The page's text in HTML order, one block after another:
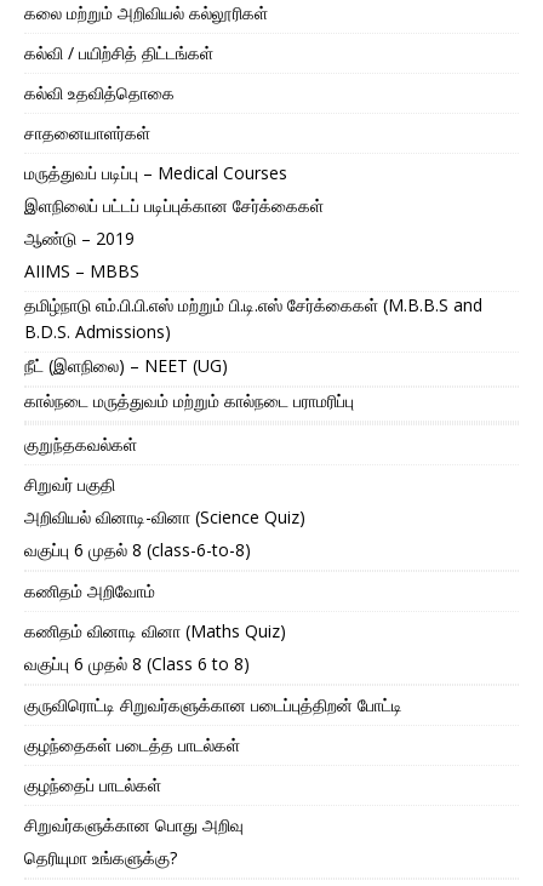
கலை மற்றும் அறிவியல் கல்லூரிகள்
கல்வி / பயிற்சித் திட்டங்கள்
கல்வி உதவித்தொகை
சாதனையாளர்கள்
மருத்துவப் படிப்பு – Medical Courses
இளநிலைப் பட்டப் படிப்புக்கான சேர்க்கைகள்
ஆண்டு – 2019
AIIMS – MBBS
தமிழ்நாடு எம்.பி.பி.எஸ் மற்றும் பி.டி.எஸ் சேர்க்கைகள் (M.B.B.S and
B.D.S. Admissions)
நீட் (இளநிலை) – NEET (UG)
கால்நடை மருத்துவம் மற்றும் கால்நடை பராமரிப்பு
குறுந்தகவல்கள்
சிறுவர் பகுதி
அறிவியல் வினாடி-வினா (Science Quiz)
வகுப்பு 6 முதல் 8 (class-6-to-8)
கணிதம் அறிவோம்
கணிதம் வினாடி வினா (Maths Quiz)
வகுப்பு 6 முதல் 8 (Class 6 to 8)
குருவிரொட்டி சிறுவர்களுக்கான படைப்புத்திறன் போட்டி
குழந்தைகள் படைத்த பாடல்கள்
குழந்தைப் பாடல்கள்
சிறுவர்களுக்கான பொது அறிவு
தெரியுமா உங்களுக்கு?